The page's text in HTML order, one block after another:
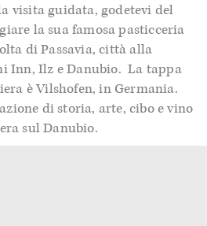
visita guidata,godetevi del
la sua famosa pasticceria
diPassavia, città alla
Inn, Ilz e Danubio. La tappa
è Vilshofen, in Germania.
di storia, arte, cibo e vino
sul Danubio.